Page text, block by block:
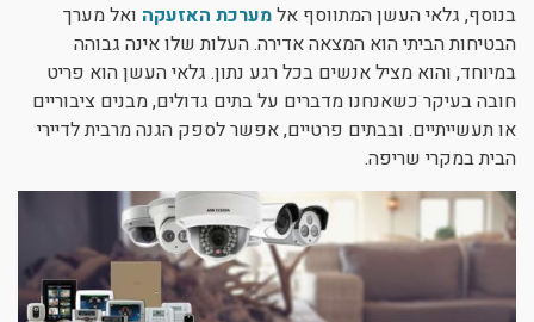
בנוסף, גלאי העשן המתווסף אלמערכת האזעקה ואל מערך
הבטיחות הביתי הוא המצאה אדירה. העלות שלו אינה גבוהה
במיוחד, והוא מציל אנשים בכל רגע נתון. גלאי העשן הוא פריט
חובה בעיקר כשאנחנו מדברים על בתים גדולים, מבנים ציבוריים
או תעשייתיים. ובבתים פרטיים, אפשר לספק הגנה מרבית לדיירי
הבית במקרי שריפה.